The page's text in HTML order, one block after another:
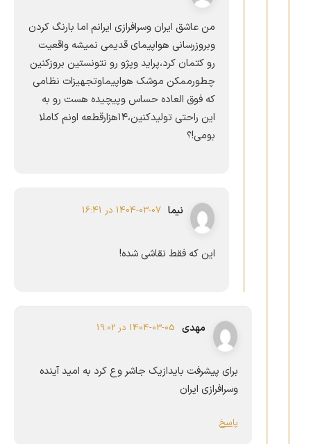
من عاشق ایران وسرافرازی ایرانم اما بارنگ کردن
وبروزرسانی هواپیمای قدیمی نمیشه واقعیت
رو کتمان کرد،پراید وپژو رو نتونستین بروزکنین
چطورممکن موشک هواپیماوتجهیزات نظامی
که فوق العاده حساس وپیچیده هست رو به
این راحتی تولیدکنین،۱۴هزارقطعه اونم کاملا
بومی!؟
نیما 1404-03-07 در 16:41
این که فقط نقاشی شده!
مهدی 1404-03-05 در 19:02
برای پیشرفت بایدازیک جاشر وع کرد به امید آینده
وسرافرازی ایران
پاسخ